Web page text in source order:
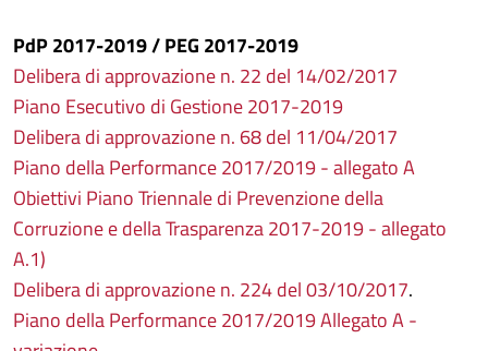
PdP 2017-2019 / PEG 2017-2019
Delibera di approvazione n. 22 del 14/02/2017
Piano Esecutivo di Gestione 2017-2019
Delibera di approvazione n. 68 del 11/04/2017
Piano della Performance 2017/2019 - allegato A
Obiettivi Piano Triennale di Prevenzione della
Corruzione e della Trasparenza 2017-2019 - allegato
A.1)
Delibera di approvazione n. 224 del 03/10/2017.
Piano della Performance 2017/2019 Allegato A -